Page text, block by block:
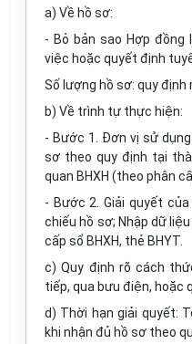
a) Về hồ sơ:
- Bỏ bản sao Hợp đồng
việc hoặc quyết định
Số lượng hồ sơ: quy định
b) Về trình tự thực hiện:
- Bước 1. Đơn vị sử
sơ theo quy định tại
quan BHXH (theo phân
- Bước 2. Giải quyết
chiếu hồ sơ; Nhập dữ
cấp sổ BHXH, thẻ BHYT.
c) Quy định rõ cách
tiếp, qua bưu điện, hoặc
d) Thời hạn giải quyết:
khi nhận đủ hồ sơ theo